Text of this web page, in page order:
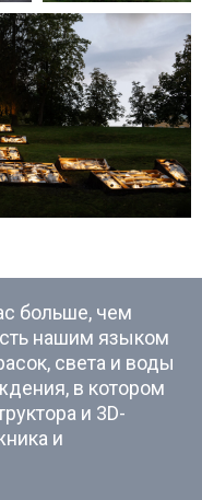
больше, чем
нашим языком
света и воды
в котором
и 3D-
и